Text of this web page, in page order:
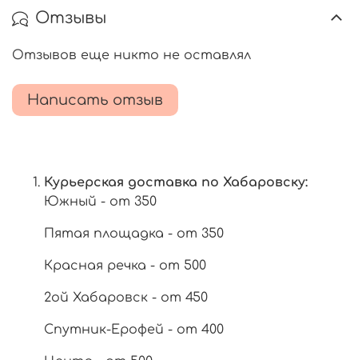
Отзывы
Отзывов еще никто не оставлял
Написать отзыв
Курьерская доставка по Хабаровску:
Южный - от 350
Пятая площадка - от 350
Красная речка - от 500
2ой Хабаровск - от 450
Спутник-Ерофей - от 400